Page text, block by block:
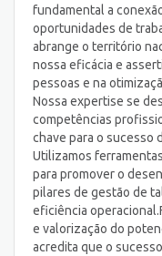
fundamental a
oportunidades de
abrange o território
nossa eficácia e
pessoas e na
Nossa expertise se
competências
chave para o sucesso
Utilizamos
para promover o
pilares de gestão de
eficiência operacional.
e valorização do
acredita que o